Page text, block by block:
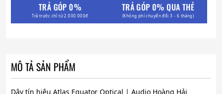
TRẢ GÓP 0%
Trả trước chỉ từ 2.000.000đ
TRẢ GÓP 0% QUA THẺ
(Không phí chuyển đổi 3 - 6 tháng)
MÔ TẢ SẢN PHẨM
Dây tín hiệu Atlas Equator Optical | Audio Hoàng Hải